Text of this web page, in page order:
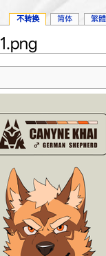
不转换 简体 繁體